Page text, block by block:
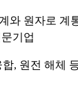
와 원자로 계
기업
, 원전 해체